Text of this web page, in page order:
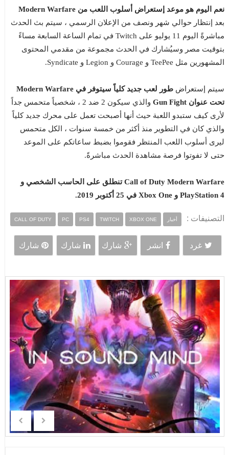
نعم اليوم هو موعد إستعراض أسلوب اللعب من Modern Warfare
بعد إنتظار حوالي شهر ونصف من الإعلان الرسمي ، سيتم بث الحدث
مباشرةً اليوم 11 يوليو على Twitch في تمام الساعة السابعة مساءً
بتوقيت مصر وسيُشارك في الحدث مجموعة من مقدمي المحتوى
المشهورين مثل TeePee و Courage و Legion و Syndicate.
سيتم إستعراض
طور لعب جديد كلياً سيتوفر في Modern Warfare
تحت عنوان Gun Fight
والذي سيكون 2 ضد 2 ، شخصياً متحمس جداً
لأرى كيف ستبدو اللعبة حيث أنها أصبحت تعمل على محرك جديد كلياً
والذي كان في التطوير منذ أكثر من خمسة سنوات ، الكل متحمس
ليرى أسلوب اللعب المنتظر فقوموا بضبط ساعاتكم على الموعد
حتى لا تفوتوا فرصة مشاهدة الحدث مباشرةً.
Call of Duty Modern Warfare تنطلق على الحاسب الشخصي و
PlayStation 4 و Xbox One في 25 أكتوبر 2019.
التصنيفات : أخبار CALL OF DUTY PC PS4 TWITCH XBOX ONE
غرد انشر شارك شارك شارك